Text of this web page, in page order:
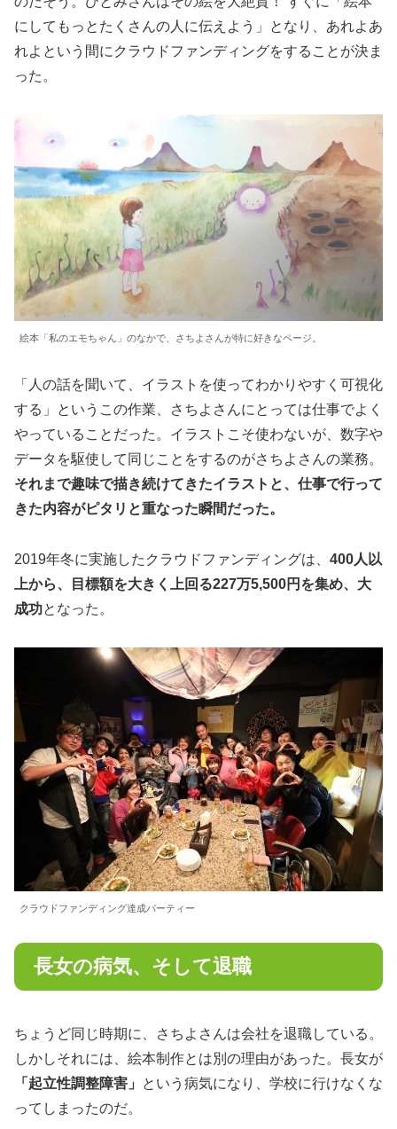
にしてもっとたくさんの人に伝えよう」となり、あれよあ
れよという間にクラウドファンディングをすることが決ま
った。
絵本「私のエモちゃん」のなかで、さちよさんが特に好きなページ。
「人の話を聞いて、イラストを使ってわかりやすく可視化
する」というこの作業、さちよさんにとっては仕事でよく
やっていることだった。イラストこそ使わないが、数字や
データを駆使して同じことをするのがさちよさんの業務。
それまで趣味で描き続けてきたイラストと、仕事で行って
きた内容がピタリと重なった瞬間だった。
2019年冬に実施したクラウドファンディングは、 400人以
上から、目標額を大きく上回る227万5,500円を集め、大
成功となった。
クラウドファンディング達成パーティー
長女の病気、そして退職
ちょうど同じ時期に、さちよさんは会社を退職している。
しかしそれには、絵本制作とは別の理由があった。長女が
「起立性調整障害」
という病気になり、学校に行けなくな
ってしまったのだ。